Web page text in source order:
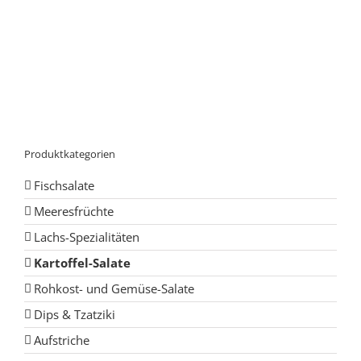
Produktkategorien
Fischsalate
Meeresfrüchte
Lachs-Spezialitäten
Kartoffel-Salate
Rohkost- und Gemüse-Salate
Dips & Tzatziki
Aufstriche